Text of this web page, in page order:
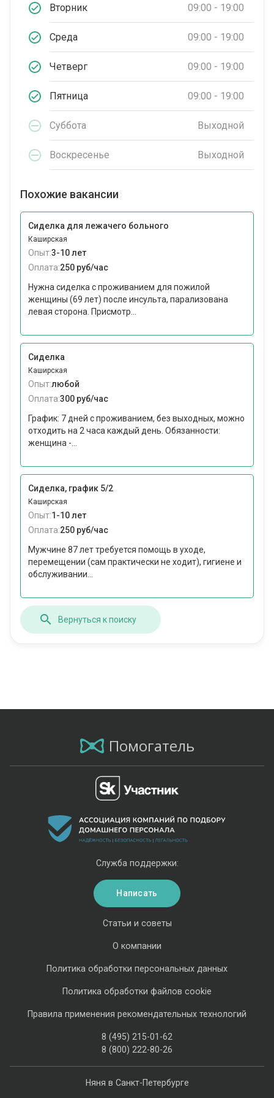
Вторник 09:00 - 19:00
Среда 09:00 - 19:00
Четверг 09:00 - 19:00
Пятница 09:00 - 19:00
Суббота Выходной
Воскресенье Выходной
Похожие вакансии
Сиделка для лежачего больного
Каширская
Опыт:3-10 лет
Оплата:250 руб/час
Нужна сиделка с проживанием для пожилой
женщины (69 лет) после инсульта, парализована
левая сторона. Присмотр...
Сиделка
Каширская
Опыт:любой
Оплата:300 руб/час
График: 7 дней с проживанием, без выходных, можно
отходить на 2 часа каждый день. Обязанности:
женщина -...
Сиделка, график 5/2
Каширская
Опыт:1-10 лет
Оплата:250 руб/час
Мужчине 87 лет требуется помощь в уходе,
перемещении (сам практически не ходит), гигиене и
обслуживании...
Вернуться к поиску
Помогатель
Няня в Санкт-Петербурге
Статьи и советы
О компании
Политика обработки персональных данных
Политика обработки файлов cookie
Правила применения рекомендательных технологий
8 (495) 215-01-62
8 (800) 222-80-26
Служба поддержки:
Написать